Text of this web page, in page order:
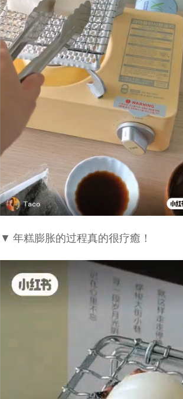
▼ 年糕膨胀的过程真的很疗癒！